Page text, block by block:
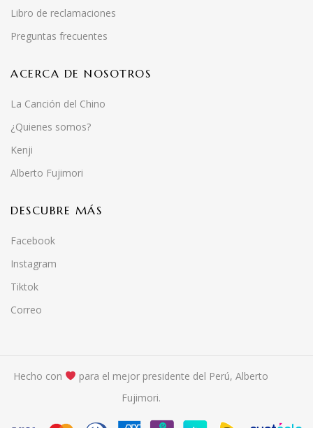
Libro de reclamaciones
Preguntas frecuentes
ACERCA DE NOSOTROS
La Canción del Chino
¿Quienes somos?
Kenji
Alberto Fujimori
DESCUBRE MÁS
Facebook
Instagram
Tiktok
Correo
Hecho con
para el mejor presidente del Perú, Alberto
Fujimori.